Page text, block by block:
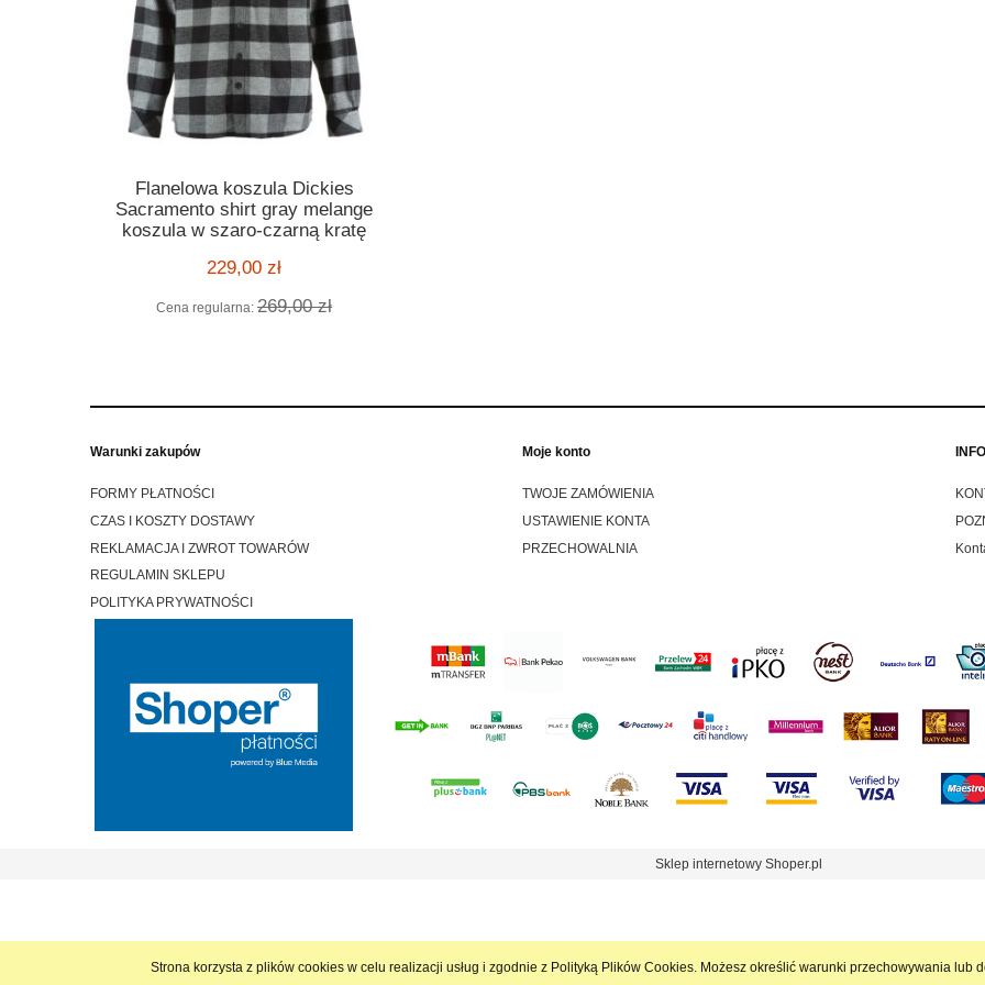
Strona korzysta z plików cookies w celu realizacji usług i zgodnie z Polityką Plików Cookies. Możesz określić warunki przechowywania lub
Flanelowa koszula Dickies
Sacramento shirt gray melange
koszula w szaro-czarną kratę
229,00 zł
Cena regularna: 269,00 zł
Warunki zakupów
FORMY PŁATNOŚCI
CZAS I KOSZTY DOSTAWY
REKLAMACJA I ZWROT TOWARÓW
REGULAMIN SKLEPU
POLITYKA PRYWATNOŚCI
Moje konto
TWOJE ZAMÓWIENIA
USTAWIENIE KONTA
PRZECHOWALNIA
Sklep internetowy Shoper.pl